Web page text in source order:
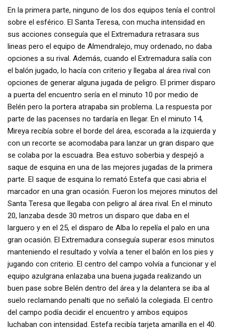
En la primera parte, ninguno de los dos equipos tenía el control
sobre el esférico. El Santa Teresa, con mucha intensidad en
sus acciones conseguía que el Extremadura retrasara sus
lineas pero el equipo de Almendralejo, muy ordenado, no daba
opciones a su rival. Además, cuando el Extremadura salía con
el balón jugado, lo hacía con criterio y llegaba al área rival con
opciones de generar alguna jugada de peligro. El primer disparo
a puerta del encuentro sería en el minuto 10 por medio de
Belén pero la portera atrapaba sin problema. La respuesta por
parte de las pacenses no tardaría en llegar. En el minuto 14,
Mireya recibía sobre el borde del área, escorada a la izquierda y
con un recorte se acomodaba para lanzar un gran disparo que
se colaba por la escuadra. Bea estuvo soberbia y despejó a
saque de esquina en una de las mejores jugadas de la primera
parte. El saque de esquina lo remató Estefa que casi abria el
marcador en una gran ocasión. Fueron los mejores minutos del
Santa Teresa que llegaba con peligro al área rival. En el minuto
20, lanzaba desde 30 metros un disparo que daba en el
larguero y en el 25, el disparo de Alba lo repelía el palo en una
gran ocasión. El Extremadura conseguía superar esos minutos
manteniendo el resultado y volvía a tener el balón en los pies y
jugando con criterio. El centro del campo volvía a funcionar y el
equipo azulgrana enlazaba una buena jugada realizando un
buen pase sobre Belén dentro del área y la delantera se iba al
suelo reclamando penalti que no señaló la colegiada. El centro
del campo podía decidir el encuentro y ambos equipos
luchaban con intensidad. Estefa recibía tarjeta amarilla en el 40.